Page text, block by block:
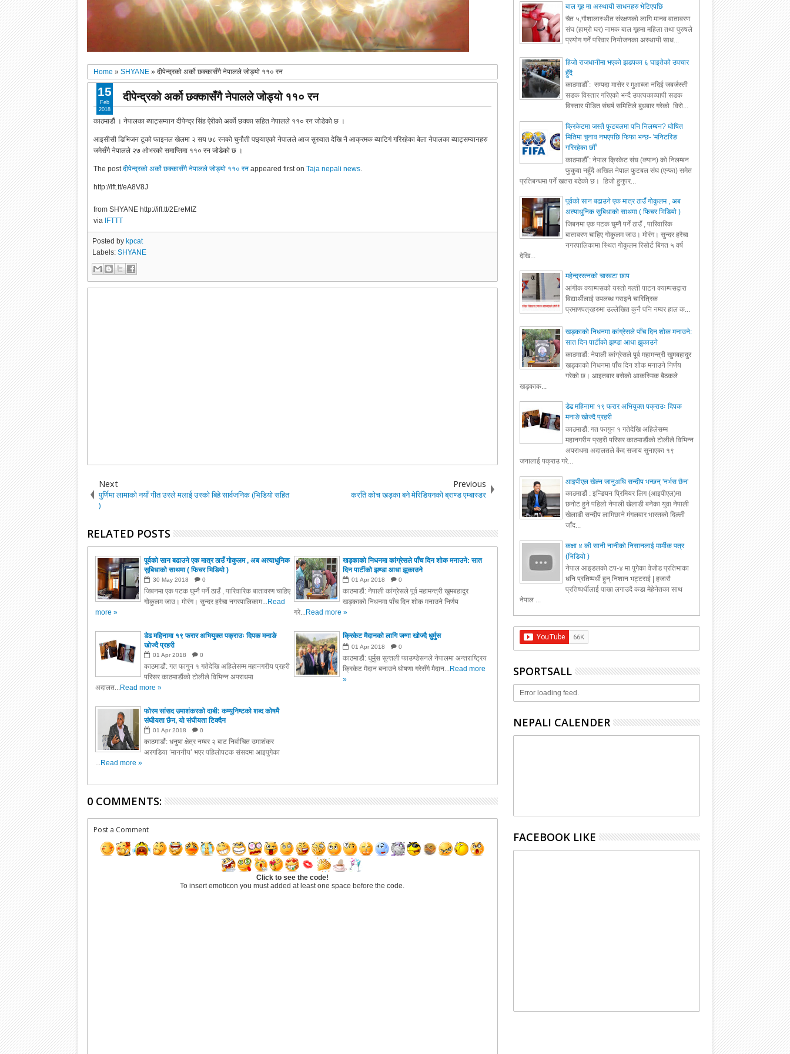
Home »SHYANE »दीपेन्द्रको अर्को छक्कासँगै नेपालले जोड्यो ११० रन
दीपेन्द्रको अर्को छक्कासँगै नेपालले जोड्यो ११० रन
काठमाडौं । नेपालका ब्याट्सम्यान दीपेन्द्र सिंह ऐरीको अर्को छक्का सहित नेपालले ११० रन जोडेको छ ।
आइसीसी डिभिजन टूको फाइनल खेलमा २ सय ७८ रनको चुनौती पछ्याएको नेपालले आज सुरुवात देखि नै आक्रमक ब्याटिगं गरिरहेका बेला नेपालका ब्याट्सम्यानहरु
जमेसँगै नेपालले २७ ओभरको समाप्तिमा ११० रन जोडेको छ ।
The postदीपेन्द्रको अर्को छक्कासँगै नेपालले जोड्यो ११० रन appeared first onTaja nepali news.
http://ift.tt/eA8V8J
from SHYANE http://ift.tt/2EreMIZ
via IFTTT
15
Feb
2018
Posted by kpcat
Labels:SHYANE
Next
पुर्णिमा लामाको नयाँ गीत उस्ले मलाई उस्को बिहे सार्वजनिक (भिडियो सहित
)
Previous
कराँते कोच खड्का बने मेरिडियनको ब्राण्ड एम्बास्डर
RELATED POSTS
पूर्वको सान बढाउने एक मात्र ठाउँ गोकुलम , अब अत्याधुनिक
सुबिधाको साथमा ( फिचर भिडियो )
30 May 2018 0
जिबनमा एक पटक घुम्नै पर्ने ठाउँ , पारिवारिक बातावरण चाहिए
गोकुलम जाउ। मोरंग। सुन्दर हरैचा नगरपालिकाम...Read
more »
खड्काको निधनमा कांग्रेसले पाँच दिन शोक मनाउने: सात
दिन पार्टीको झण्डा आधा झुकाउने
01 Apr 2018 0
काठमाडौं: नेपाली कांग्रेसले पूर्व महामन्त्री खुमबहादुर
खड्काको निधनमा पाँच दिन शोक मनाउने निर्णय
गरे...Read more »
डेढ महिनामा १९ फरार अभियुक्त पक्राउः दिपक मनाङे
खोज्दै प्रहरी
01 Apr 2018 0
काठमाडौं: गत फागुन १ गतेदेखि अहिलेसम्म महानगरीय प्रहरी
परिसर काठमाडौंको टोलीले विभिन्न अपराधमा
अदालत...Read more »
क्रिकेट मैदानको लागि जग्गा खोज्दै धुर्मुस
01 Apr 2018 0
काठमाडौं: धुर्मुस सुन्तली फाउण्डेसनले नेपालमा अन्तराष्ट्रिय
क्रिकेट मैदान बनाउने घोषणा गरेसँगै मैदान...Read more
»
फोरम सांसद उमाशंकरको दाबी: कम्युनिष्टको शब्द कोषमै
संघीयता छैन, यो संघीयता टिक्दैन
01 Apr 2018 0
काठमाडौं: धनुषा क्षेत्र नम्बर २ बाट निर्वाचित उमाशंकर
अरगडिया ‘माननीय’ भएर पहिलोपटक संसदमा आइपुगेका
...Read more »
0 COMMENTS:
Post a Comment
Click to see the code!
To insert emoticon you must added at least one space before the code.
बाल गृह मा अस्थायी साधनहरु भेटिएपछि
चैत ५,गौशालास्थीत संरक्षणको लागि मानव वातावरण
संघ (हाम्रो घर) नामक बाल गृहमा महिला तथा पुरुषले
प्रयोग गर्ने परिवार नियोजनका अस्थायी साध...
हिजो राजधानीमा भएको झडपका ६ घाइतेको उपचार
हुँदै
काठमाडौँ : सम्पदा मासेर र मुआब्जा नदिई जबर्जस्ती
सडक विस्तार गरिएको भन्दै उपत्यकाव्यापी सडक
विस्तार पीडित संघर्ष समितिले बुधबार गरेको विरो...
क्रिकेटमा जस्तै फुटबलमा पनि निलम्बन? घोषित
मितिमा चुनाव नभएपछि फिफा भन्छ- 'मनिटरिङ
गरिरहेका छौँ'
काठमाडौँ : नेपाल क्रिकेट संघ (क्यान) को निलम्बन
फुकुवा नहुँदै अखिल नेपाल फुटबल संघ (एन्फा) समेत
प्रतिबन्धमा पर्ने खतरा बढेको छ। हिजो हुनुपर...
पूर्वको सान बढाउने एक मात्र ठाउँ गोकुलम , अब
अत्याधुनिक सुबिधाको साथमा ( फिचर भिडियो )
जिबनमा एक पटक घुम्नै पर्ने ठाउँ , पारिवारिक
बातावरण चाहिए गोकुलम जाउ। मोरंग। सुन्दर हरैचा
नगरपालिकामा स्थित गोकुलम रिसोर्ट बिगत ५ वर्ष
देखि...
महेन्द्ररत्नको चारवटा छाप
आंगीक क्याम्पसको यस्तो गल्ती पाटन क्याम्पसद्वारा
विद्यार्थीलाई उपलब्ध गराइने चारित्रिक
प्रमाणपत्रहरुमा उल्लेखित कुनै पनि नम्वर हाल क...
खड्काको निधनमा कांग्रेसले पाँच दिन शोक मनाउने:
सात दिन पार्टीको झण्डा आधा झुकाउने
काठमाडौं: नेपाली कांग्रेसले पूर्व महामन्त्री खुमबहादुर
खड्काको निधनमा पाँच दिन शोक मनाउने निर्णय
गरेको छ। आइतबार बसेको आकस्मिक बैठकले
खड्काक...
डेढ महिनामा १९ फरार अभियुक्त पक्राउः दिपक
मनाङे खोज्दै प्रहरी
काठमाडौं: गत फागुन १ गतेदेखि अहिलेसम्म
महानगरीय प्रहरी परिसर काठमाडौंको टोलीले विभिन्न
अपराधमा अदालतले कैद सजाय सुनाएका १९
जनालाई पक्राउ गरे...
आइपीएल खेल्न जानुअघि सन्दीप भन्छन् 'नर्भस छैन'
काठमाडौं : इन्डियन प्रिमियर लिग (आइपीएल)मा
छनोट हुने पहिलो नेपाली खेलाडी बनेका युवा नेपाली
खेलाडी सन्दीप लामिछाने मंगलवार भारतको दिल्ली
जाँद...
कक्षा ४ की सानी नानीको निसानलाई मार्मीक पत्र
(भिडियो )
नेपाल आइडलको टप-४ मा पुगेका वेजोड प्रतिभाका
धनि प्रतिष्पर्धी हुन् निशान भट्टराई | हजारौ
प्रतिष्पर्धीलाई पाखा लगाउदै कडा मेहेनेतका साथ
नेपाल ...
SPORTSALL
Error loading feed.
NEPALI CALENDER
FACEBOOK LIKE